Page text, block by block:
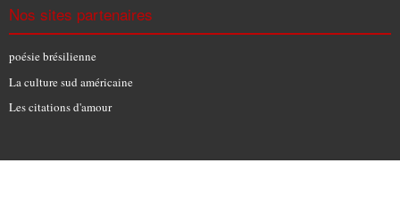
Nos sites partenaires
poésie brésilienne
La culture sud américaine
Les citations d'amour